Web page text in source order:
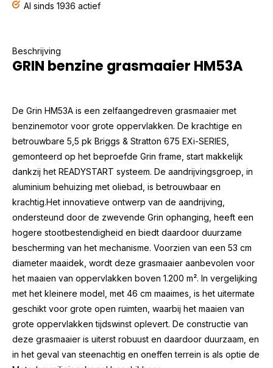
Al sinds 1936 actief
Beschrijving
GRIN benzine grasmaaier HM53A
De Grin HM53A is een zelfaangedreven grasmaaier met
benzinemotor voor grote oppervlakken. De krachtige en
betrouwbare 5,5 pk Briggs & Stratton 675 EXi-SERIES,
gemonteerd op het beproefde Grin frame, start makkelijk
dankzij het READYSTART systeem. De aandrijvingsgroep, in
aluminium behuizing met oliebad, is betrouwbaar en
krachtig.Het innovatieve ontwerp van de aandrijving,
ondersteund door de zwevende Grin ophanging, heeft een
hogere stootbestendigheid en biedt daardoor duurzame
bescherming van het mechanisme. Voorzien van een 53 cm
diameter maaidek, wordt deze grasmaaier aanbevolen voor
het maaien van oppervlakken boven 1.200 m². In vergelijking
met het kleinere model, met 46 cm maaimes, is het uitermate
geschikt voor grote open ruimten, waarbij het maaien van
grote oppervlakken tijdswinst oplevert. De constructie van
deze grasmaaier is uiterst robuust en daardoor duurzaam, en
in het geval van steenachtig en oneffen terrein is als optie de